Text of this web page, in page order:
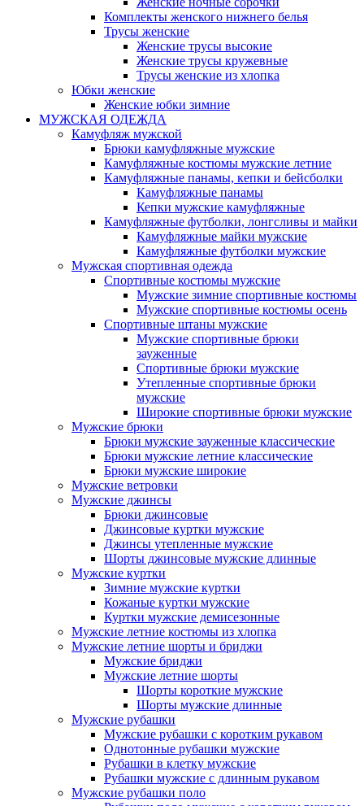
Комплекты женского нижнего белья
Трусы женские
Женские трусы высокие
Женские трусы кружевные
Трусы женские из хлопка
Юбки женские
Женские юбки зимние
МУЖСКАЯ ОДЕЖДА
Камуфляж мужской
Брюки камуфляжные мужские
Камуфляжные костюмы мужские летние
Камуфляжные панамы, кепки и бейсболки
Камуфляжные панамы
Кепки мужские камуфляжные
Камуфляжные футболки, лонгсливы и майки
Камуфляжные майки мужские
Камуфляжные футболки мужские
Мужская спортивная одежда
Спортивные костюмы мужские
Мужские зимние спортивные костюмы
Мужские спортивные костюмы осень
Спортивные штаны мужские
Мужские спортивные брюки
зауженные
Спортивные брюки мужские
Утепленные спортивные брюки
мужские
Широкие спортивные брюки мужские
Мужские брюки
Брюки мужские зауженные классические
Брюки мужские летние классические
Брюки мужские широкие
Мужские ветровки
Мужские джинсы
Брюки джинсовые
Джинсовые куртки мужские
Джинсы утепленные мужские
Шорты джинсовые мужские длинные
Мужские куртки
Зимние мужские куртки
Кожаные куртки мужские
Куртки мужские демисезонные
Мужские летние костюмы из хлопка
Мужские летние шорты и бриджи
Мужские бриджи
Мужские летние шорты
Шорты короткие мужские
Шорты мужские длинные
Мужские рубашки
Мужские рубашки с коротким рукавом
Однотонные рубашки мужские
Рубашки в клетку мужские
Рубашки мужские с длинным рукавом
Мужские рубашки поло